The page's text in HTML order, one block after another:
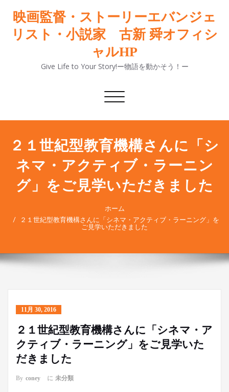
映画監督・ストーリーエバンジェ
リスト・小説家 古新 舜オフィシ
ャルHP
Give Life to Your Story!ー物語を動かそう！ー
ナ
ゲ
シ
ョ
ン
切
り
え
２１世紀型教育機構さんに「シ
ネマ・アクティブ・ラーニン
グ」をご見学いただきました
ホーム
２１世紀型教育機構さんに「シネマ・アクティブ・ラーニング」を
ご見学いただきました
11月 30, 2016
２１世紀型教育機構さんに「シネマ・ア
クティブ・ラーニング」をご見学いた
だきました
By coney に 未分類